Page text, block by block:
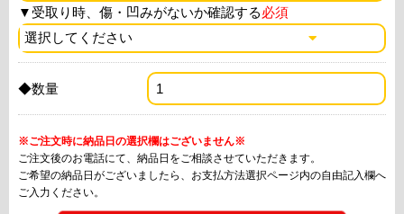
▼ 受取り時、傷・凹みがないか確認する必須
◆数量
※ご注文時に納品日の選択欄はございません※
ご注文後のお電話にて、納品日をご相談させていただきます。
ご希望の納品日がございましたら、お支払方法選択ページ内の自由記入欄へ
ご入力ください。